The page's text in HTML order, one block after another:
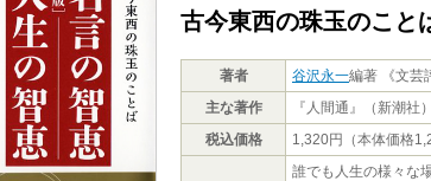
古今東西の珠玉のこと
著者 谷沢永一編著 《文芸
主な著作
『人間通』（新潮社）
税込価格
1,320円（本体価格
誰でも人生の様々な